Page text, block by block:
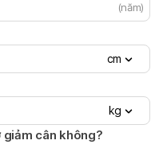
(năm)
cm
kg
giảm cân không?